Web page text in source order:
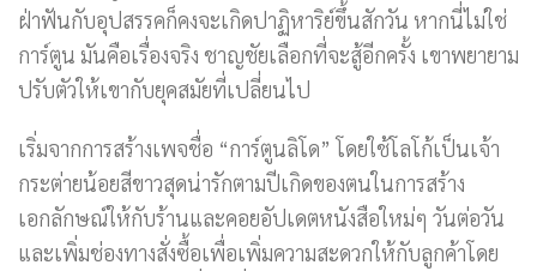
ฝ่าฟันกับอุปสรรคก็คงจะเกิดปาฏิหาริย์ขึ้นสักวัน หากนี่ไม่ใช่
การ์ตูน มันคือเรื่องจริง ชาญชัยเลือกที่จะสู้อีกครั้ง เขาพยายาม
ปรับตัวให้เขากับยุคสมัยที่เปลี่ยนไป
เริ่มจากการสร้างเพจชื่อ “การ์ตูนลิโด” โดยใช้โลโก้เป็นเจ้า
กระต่ายน้อยสีขาวสุดน่ารักตามปีเกิดของตนในการสร้าง
เอกลักษณ์ให้กับร้านและคอยอัปเดตหนังสือใหม่ๆ วันต่อวัน
และเพิ่มช่องทางสั่งซื้อเพื่อเพิ่มความสะดวกให้กับลูกค้าโดย